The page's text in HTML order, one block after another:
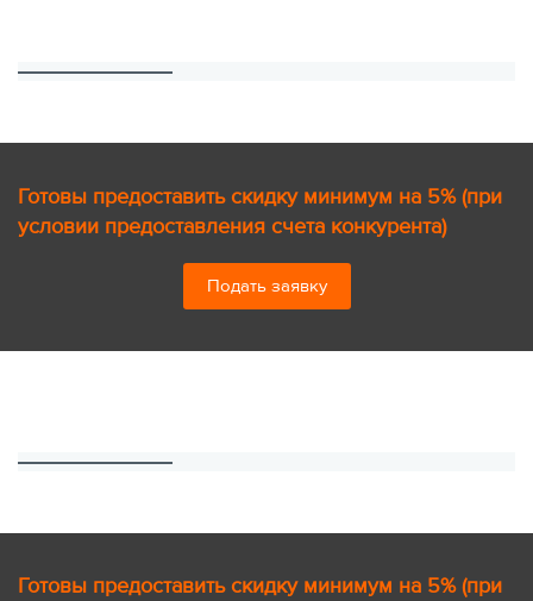
Готовы предоставить скидку минимум на 5% (при
условии предоставления счета конкурента)
Подать заявку
Готовы предоставить скидку минимум на 5% (при